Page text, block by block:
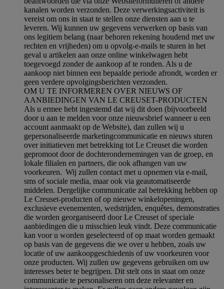
kanalen worden verzonden. Deze verwerkingsactiviteit is
vereist om ons in staat te stellen onze diensten aan u te
leveren. Wij kunnen uw gegevens verwerken op basis van
ons legitiem belang (naar behoren rekening houdend met uw
rechten en vrijheden) om u opvolg-e-mails te sturen in het
geval u artikelen aan onze online winkelwagen hebt
toegevoegd zonder de aankoop af te ronden. Als u de
aankoop niet binnen een bepaalde periode afrondt, worden er
geen verdere opvolgingsberichten verzonden.
OM U TE INFORMEREN OVER NIEUWS OF
AANBIEDINGEN VAN LE CREUSET-PRODUCTEN
Als u ermee hebt ingestemd dat wij dit doen (bijvoorbeeld
door u aan te melden voor onze nieuwsbrief wanneer u een
account aanmaakt op de Website), dan zullen wij u
gepersonaliseerde marketingcommunicatie en nieuws sturen
over initiatieven met betrekking tot Le Creuset die worden
gepromoot door de dochterondernemingen van de groep, en
lokale filialen en partners, die ook afhangen van uw
voorkeuren. Wij zullen contact met u opnemen via e-mail,
sms of sociale media, maar ook via geautomatiseerde
middelen. Dergelijke communicatie zal betrekking hebben op
Le Creuset-producten of op nieuwe winkelopeningen,
exclusieve evenementen, wedstrijden, enquêtes, demonstraties
die worden georganiseerd door Le Creuset of speciale
aanbiedingen die u misschien leuk vindt. Deze communicatie
kan voor u worden geselecteerd of op maat worden gemaakt
op basis van de gegevens die we over u hebben, zoals uw
locatie of uw aankoopgeschiedenis of uw voorkeuren voor
onze producten. Wij zullen uw gegevens gebruiken om uw
interesses beter te begrijpen. Dit stelt ons in staat om onze
communicatie te personaliseren om deze relevanter en